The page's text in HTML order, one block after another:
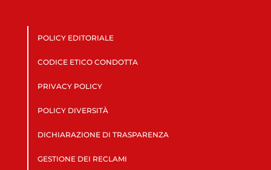
POLICY EDITORIALE
CODICE ETICO CONDOTTA
PRIVACY POLICY
POLICY DIVERSITÀ
DICHIARAZIONE DI TRASPARENZA
GESTIONE DEI RECLAMI